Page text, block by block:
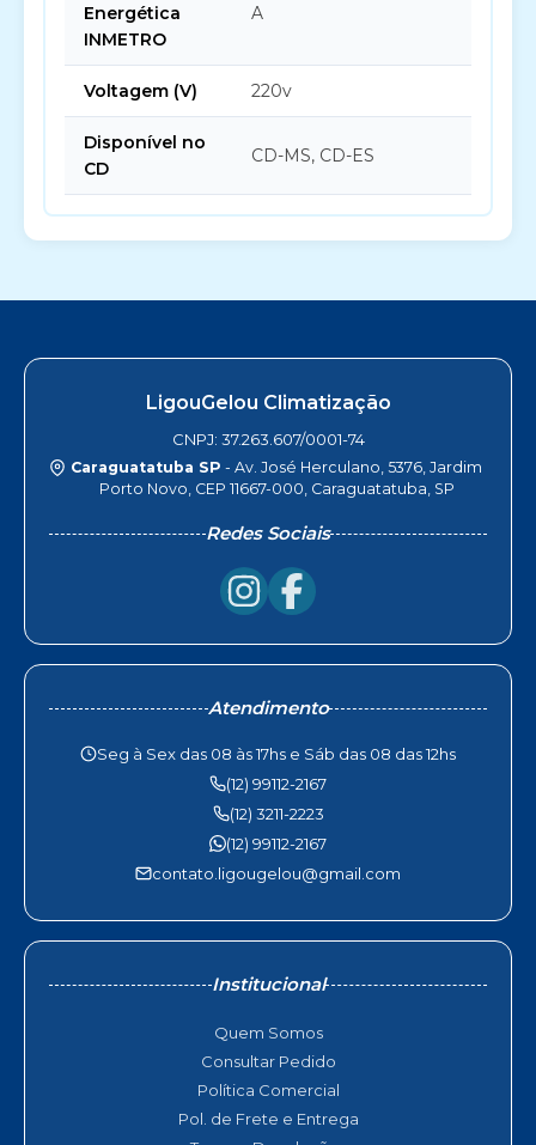
Energética
INMETRO
A
Voltagem (V) 220v
Disponível no
CD
CD-MS, CD-ES
LigouGelou Climatização
CNPJ: 37.263.607/0001-74
Caraguatatuba SP - Av. José Herculano, 5376, Jardim
Porto Novo, CEP 11667-000, Caraguatatuba, SP
Redes Sociais
Atendimento
Seg à Sex das 08 às 17hs e Sáb das 08 das 12hs
(12) 99112-2167
(12) 3211-2223
(12) 99112-2167
contato.ligougelou@gmail.com
Institucional
Quem Somos
Consultar Pedido
Política Comercial
Pol. de Frete e Entrega